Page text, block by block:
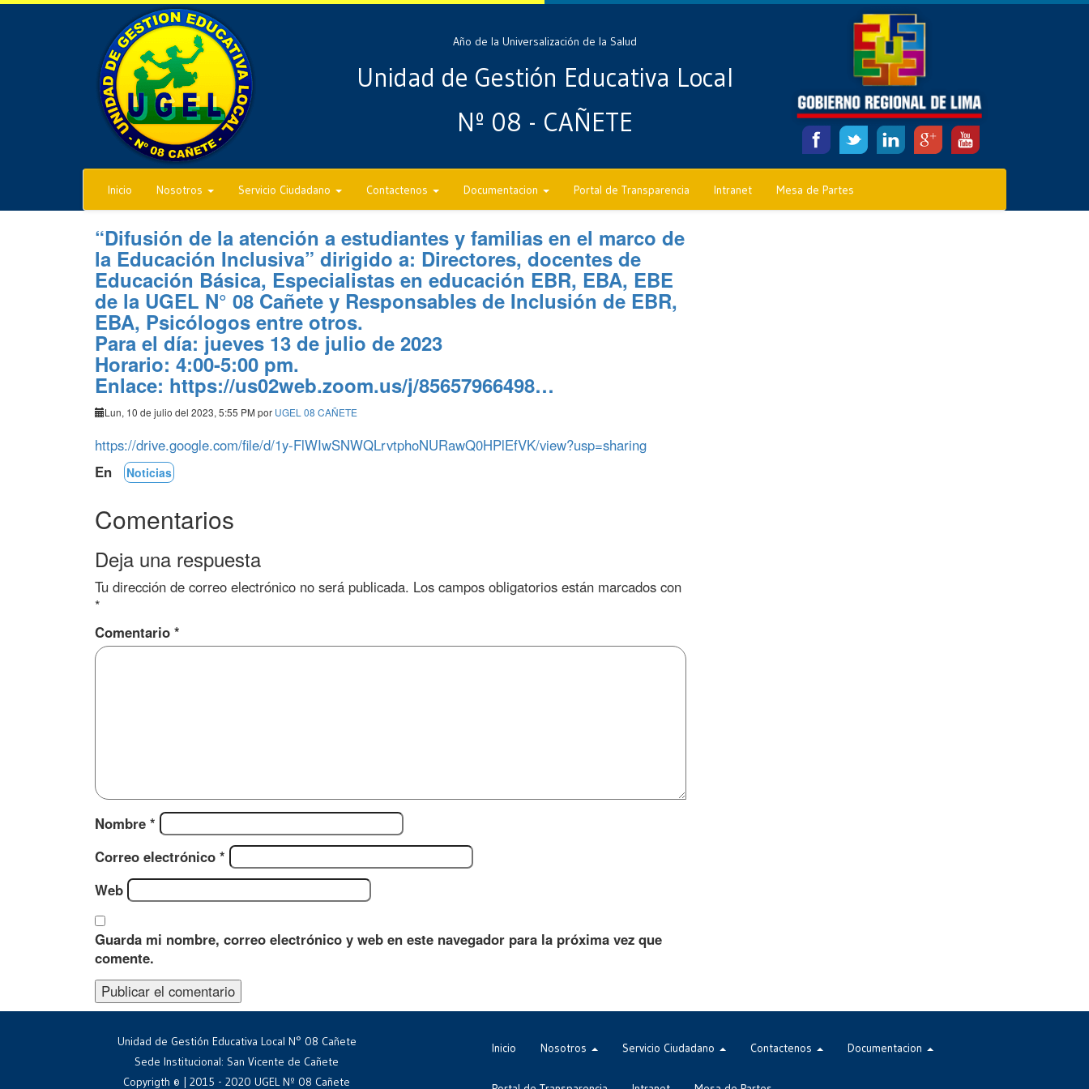
Año de la Universalización de la Salud
Unidad de Gestión Educativa Local
Nº 08 - CAÑETE
Inicio Nosotros Servicio Ciudadano Contactenos Documentacion Portal de Transparencia Intranet Mesa de Partes
“Difusión de la atención a estudiantes y familias en el marco de
la Educación Inclusiva” dirigido a: Directores, docentes de
Educación Básica, Especialistas en educación EBR, EBA, EBE
de la UGEL N° 08 Cañete y Responsables de Inclusión de EBR,
EBA, Psicólogos entre otros.
Para el día: jueves 13 de julio de 2023
Horario: 4:00-5:00 pm.
Enlace: https://us02web.zoom.us/j/85657966498…
Lun, 10 de julio del 2023, 5:55 PM por UGEL 08 CAÑETE
https://drive.google.com/file/d/1y-FlWIwSNWQLrvtphoNURawQ0HPlEfVK/view?usp=sharing
En
Noticias
Comentarios
Deja una respuesta
Tu dirección de correo electrónico no será publicada. Los campos obligatorios están marcados con
*
Comentario *
Nombre *
Correo electrónico *
Web
Guarda mi nombre, correo electrónico y web en este navegador para la próxima vez que
comente.
Unidad de Gestión Educativa Local N° 08 Cañete
Sede Institucional: San Vicente de Cañete
Copyrigth © | 2015 - 2020 UGEL Nº 08 Cañete
Inicio Nosotros Servicio Ciudadano Contactenos Documentacion